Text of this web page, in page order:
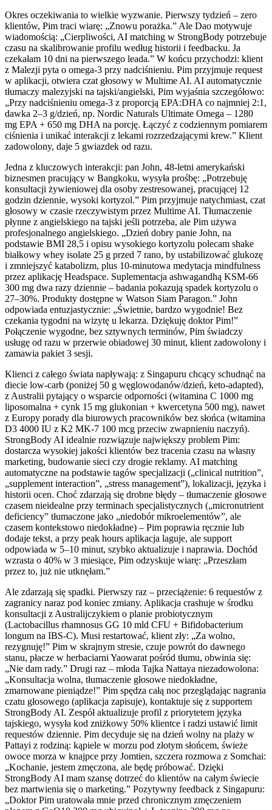
Okres oczekiwania to wielkie wyzwanie. Pierwszy tydzień – zero
klientów, Pim traci wiarę: „Znowu porażka.” Ale Dao motywuje
wiadomością: „Cierpliwości, AI matching w StrongBody potrzebuje
czasu na skalibrowanie profilu według historii i feedbacku. Ja
czekałam 10 dni na pierwszego leada.” W końcu przychodzi: klient
z Malezji pyta o omega-3 przy nadciśnieniu. Pim przyjmuje request
w aplikacji, otwiera czat głosowy w Multime AI. AI automatycznie
tłumaczy malezyjski na tajski/angielski, Pim wyjaśnia szczegółowo:
„Przy nadciśnieniu omega-3 z proporcją EPA:DHA co najmniej 2:1,
dawka 2–3 g/dzień, np. Nordic Naturals Ultimate Omega – 1280
mg EPA + 650 mg DHA na porcję. Łączyć z codziennym pomiarem
ciśnienia i unikać interakcji z lekami rozrzedzającymi krew.” Klient
zadowolony, daje 5 gwiazdek od razu.
Jedna z kluczowych interakcji: pan John, 48-letni amerykański
biznesmen pracujący w Bangkoku, wysyła prośbę: „Potrzebuję
konsultacji żywieniowej dla osoby zestresowanej, pracującej 12
godzin dziennie, wysoki kortyzol.” Pim przyjmuje natychmiast, czat
głosowy w czasie rzeczywistym przez Multime AI. Tłumaczenie
płynne z angielskiego na tajski jeśli potrzeba, ale Pim używa
profesjonalnego angielskiego. „Dzień dobry panie John, na
podstawie BMI 28,5 i opisu wysokiego kortyzolu polecam shake
białkowy whey isolate 25 g przed 7 rano, by ustabilizować glukozę
i zmniejszyć katabolizm, plus 10-minutowa medytacja mindfulness
przez aplikację Headspace. Suplementacja ashwagandhą KSM-66
300 mg dwa razy dziennie – badania pokazują spadek kortyzolu o
27–30%. Produkty dostępne w Watson Siam Paragon.” John
odpowiada entuzjastycznie: „Świetnie, bardzo wygodnie! Bez
czekania tygodni na wizytę u lekarza. Dziękuję doktor Pim!”
Połączenie wygodne, bez sztywnych terminów, Pim świadczy
usługę od razu w przerwie obiadowej 30 minut, klient zadowolony i
zamawia pakiet 3 sesji.
Klienci z całego świata napływają: z Singapuru chcący schudnąć na
diecie low-carb (poniżej 50 g węglowodanów/dzień, keto-adapted),
z Australii pytający o wsparcie odporności (witamina C 1000 mg
liposomalna + cynk 15 mg glukonian + kwercetyna 500 mg), nawet
z Europy porady dla biurowych pracowników bez słońca (witamina
D3 4000 IU z K2 MK-7 100 mcg przeciw zwapnieniu naczyń).
StrongBody AI idealnie rozwiązuje największy problem Pim:
dostarcza wysokiej jakości klientów bez tracenia czasu na własny
marketing, budowanie sieci czy drogie reklamy. AI matching
automatyczne na podstawie tagów specjalizacji („clinical nutrition”,
„supplement interaction”, „stress management”), lokalizacji, języka i
historii ocen. Choć zdarzają się drobne błędy – tłumaczenie głosowe
czasem nieidealne przy terminach specjalistycznych („micronutrient
deficiency” tłumaczone jako „niedobór mikroelementów”, ale
czasem kontekstowo niedokładne) – Pim poprawia ręcznie lub
dodaje tekst, a przy peak hours aplikacja laguje, ale support
odpowiada w 5–10 minut, szybko aktualizuje i naprawia. Dochód
wzrasta o 40% w 3 miesiące, Pim odzyskuje wiarę: „Przeszłam
przez to, już nie utknęłam.”
Ale zdarzają się spadki. Pierwszy raz – przeciążenie: 6 requestów z
zagranicy naraz pod koniec zmiany. Aplikacja crashuje w środku
konsultacji z Australijczykiem o planie probiotycznym
(Lactobacillus rhamnosus GG 10 mld CFU + Bifidobacterium
longum na IBS-C). Musi restartować, klient zły: „Za wolno,
rezygnuję!” Pim w skrajnym stresie, czuje powrót do dawnego
stanu, płacze w herbaciarni Yaowarat pośród tłumu, obwinia się:
„Nie dam rady.” Drugi raz – młoda Tajka Nattaya niezadowolona:
„Konsultacja wolna, tłumaczenie głosowe niedokładne,
zmarnowane pieniądze!” Pim spędza całą noc przeglądając nagrania
czatu głosowego (aplikacja zapisuje), kontaktuje się z supportem
StrongBody AI. Zespół aktualizuje profil z priorytetem języka
tajskiego, wysyła kod zniżkowy 50% klientce i radzi ustawić limit
requestów dziennie. Pim decyduje się na dzień wolny na plaży w
Pattayi z rodziną: kąpiele w morzu pod złotym słońcem, świeże
owoce morza w knajpce przy Jomtien, szczera rozmowa z Somchai:
„Kochanie, jestem zmęczona, ale będę próbować. Dzięki
StrongBody AI mam szansę dotrzeć do klientów na całym świecie
bez martwienia się o marketing.” Pozytywny feedback z Singapuru:
„Doktor Pim uratowała mnie przed chronicznym zmęczeniem